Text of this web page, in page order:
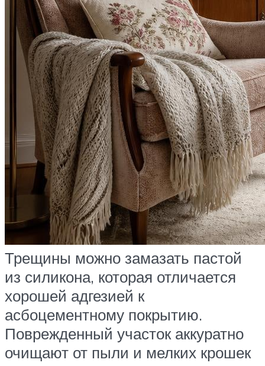
Трещины можно замазать пастой
из силикона, которая отличается
хорошей адгезией к
асбоцементному покрытию.
Поврежденный участок аккуратно
очищают от пыли и мелких крошек